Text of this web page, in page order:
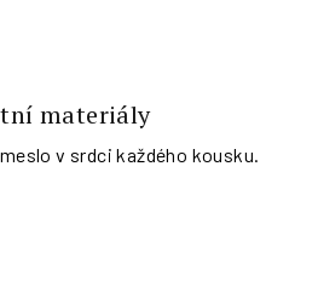
materiály
v srdci každého kousku.